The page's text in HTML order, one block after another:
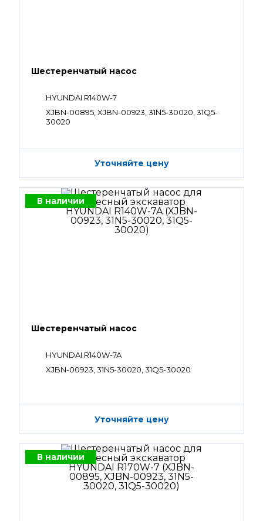
Шестеренчатый насос
HYUNDAI R140W-7
XJBN-00895, XJBN-00923, 31N5-30020, 31Q5-
30020
Уточняйте цену
В наличии
Шестеренчатый насос
HYUNDAI R140W-7A
XJBN-00923, 31N5-30020, 31Q5-30020
Уточняйте цену
В наличии